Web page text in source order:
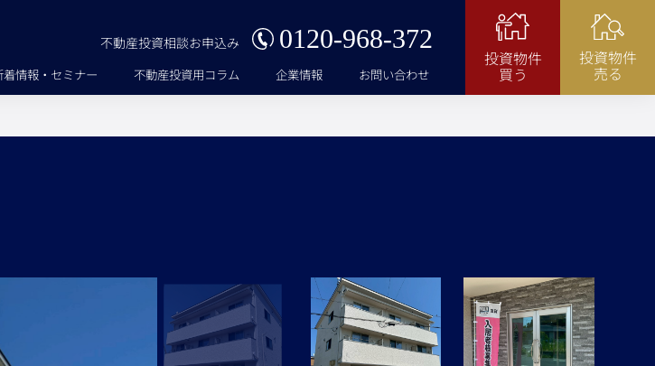
不動産投資相談お申込み 0120-968-372
着情報・セミナー 不動産投資用コラム 企業情報 お問い合わせ
投資物件
買う
投資物件
売る